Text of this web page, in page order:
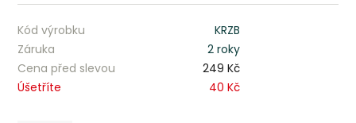
Kód výrobku
KRZB
Záruka
2 roky
Cena před slevou
249 Kč
Úšetříte
40 Kč